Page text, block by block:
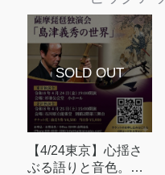
【4/24東京】心揺さ
ぶる語りと音色。薩